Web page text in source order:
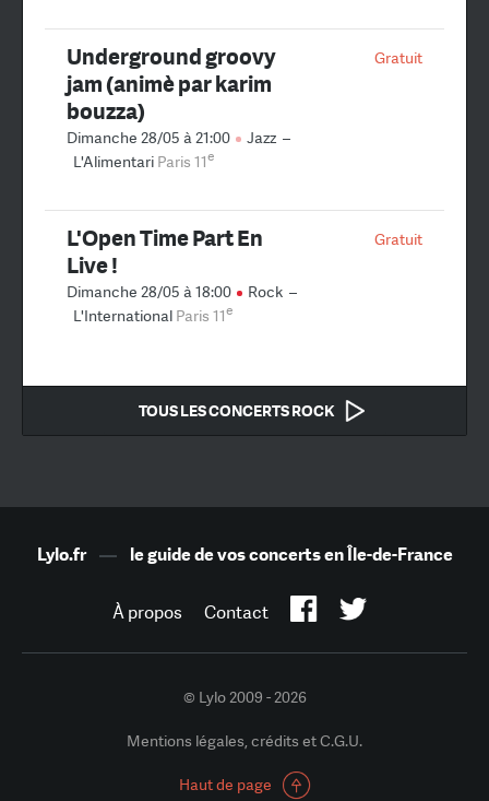
Gratuit
Underground groovy
jam (animè par karim
bouzza)
Dimanche 28/05 à 21:00 Jazz –
L'Alimentari Paris 11e
Gratuit
L'Open Time Part En
Live !
Dimanche 28/05 à 18:00 Rock –
L'International Paris 11e
TOUS LES CONCERTS ROCK
Lylo.fr— le guide de vos concerts en Île-de-France
À propos Contact
© Lylo 2009 - 2026
Mentions légales, crédits et C.G.U.
Haut de page